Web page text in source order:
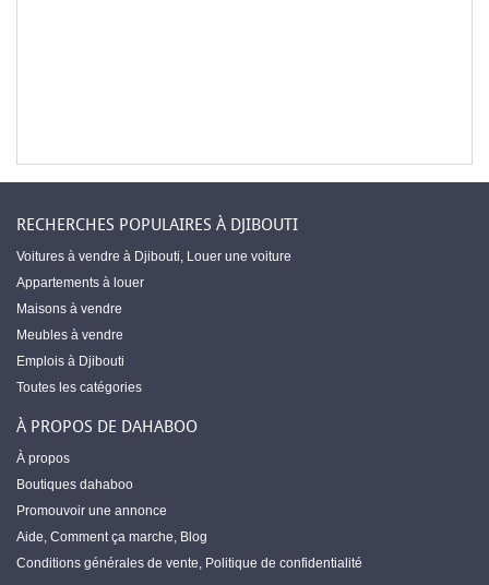
RECHERCHES POPULAIRES À DJIBOUTI
Voitures à vendre à Djibouti, Louer une voiture
Appartements à louer
Maisons à vendre
Meubles à vendre
Emplois à Djibouti
Toutes les catégories
À PROPOS DE DAHABOO
À propos
Boutiques dahaboo
Promouvoir une annonce
Aide, Comment ça marche, Blog
Conditions générales de vente, Politique de confidentialité